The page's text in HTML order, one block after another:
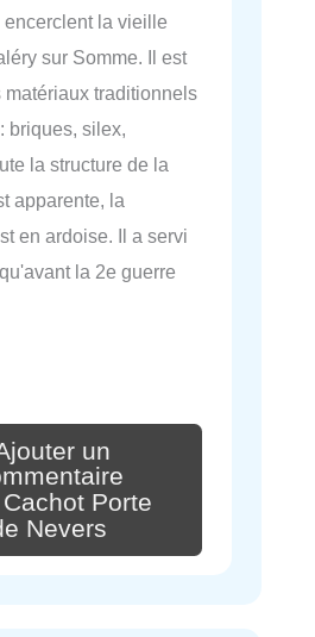
encerclent la vieille
sur Somme. Il est
matériaux traditionnels
briques, silex,
la structure de la
apparente, la
en ardoise. Il a servi
la 2e guerre
un
Porte
Nevers